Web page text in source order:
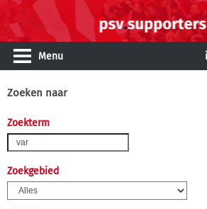
Menu
Zoeken naar
Zoekterm
Zoekgebied